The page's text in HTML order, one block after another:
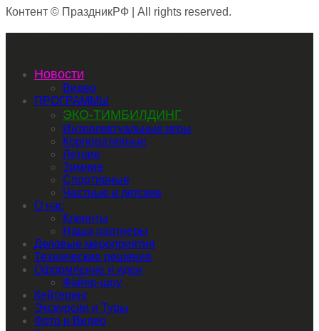
Контент © ПраздникРФ | All rights reserved.
Новости
Видео
ПРОГРАММЫ
ЭКО-ТИМБИЛДИНГ
Интеллектуальные игры
Корпоративные
Летние
Зимние
Спортивные
Частные и детские
О нас
Клиенты
Наши партнеры
Деловые мероприятия
Технические решения
Оформление и идеи
Файер-шоу
Кейтеринг
Экскурсии и Туры
Фото и Видео